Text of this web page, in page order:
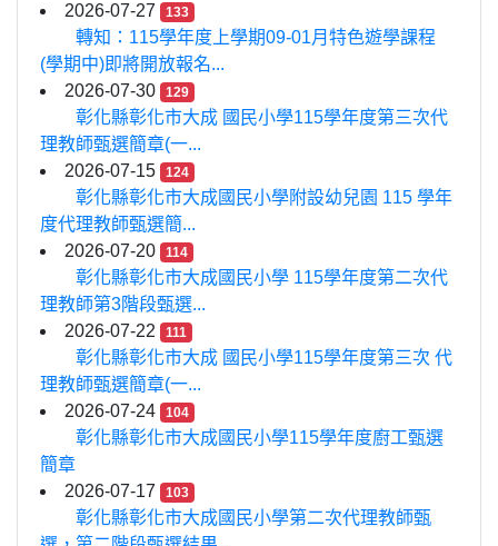
2026-07-27
133
轉知：115學年度上學期09-01月特色遊學課程
(學期中)即將開放報名...
2026-07-30
129
彰化縣彰化市大成 國民小學115學年度第三次代
理教師甄選簡章(一...
2026-07-15
124
彰化縣彰化市大成國民小學附設幼兒園 115 學年
度代理教師甄選簡...
2026-07-20
114
彰化縣彰化市大成國民小學 115學年度第二次代
理教師第3階段甄選...
2026-07-22
111
彰化縣彰化市大成 國民小學115學年度第三次 代
理教師甄選簡章(一...
2026-07-24
104
彰化縣彰化市大成國民小學115學年度廚工甄選
簡章
2026-07-17
103
彰化縣彰化市大成國民小學第二次代理教師甄